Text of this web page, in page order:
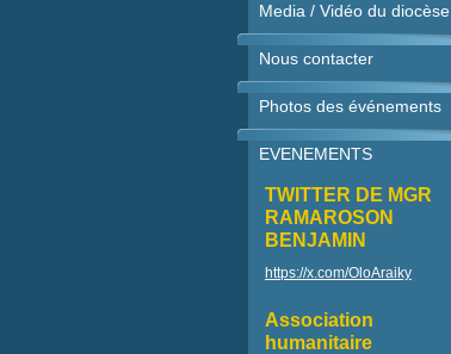
Media / Vidéo du diocèse
Nous contacter
Photos des événements
EVENEMENTS
TWITTER DE MGR
RAMAROSON
BENJAMIN
https://x.com/OloAraiky
Association
humanitaire